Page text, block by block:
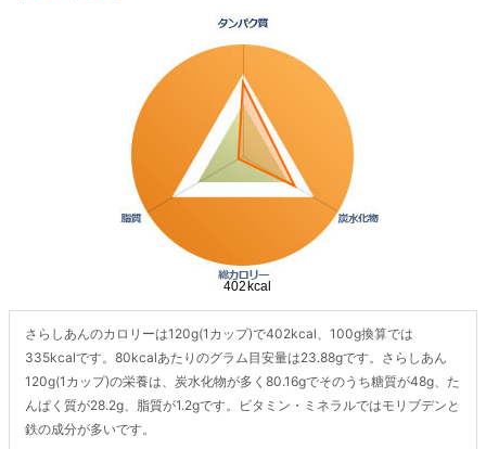
さらしあんのカロリーは120g(1カップ)で402kcal、100g換算では
335kcalです。80kcalあたりのグラム目安量は23.88gです。さらしあん
120g(1カップ)の栄養は、炭水化物が多く80.16gでそのうち糖質が48g、た
んぱく質が28.2g、脂質が1.2gです。ビタミン・ミネラルではモリブデンと
鉄の成分が多いです。